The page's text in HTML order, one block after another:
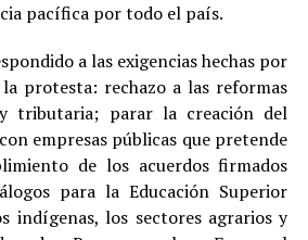
pacífica por todo el país.
a las exigencias hechas por
protesta: rechazo a las reformas
tributaria; parar la creación del
empresas públicas que pretende
de los acuerdos firmados
para la Educación Superior
indígenas, los sectores agrarios y